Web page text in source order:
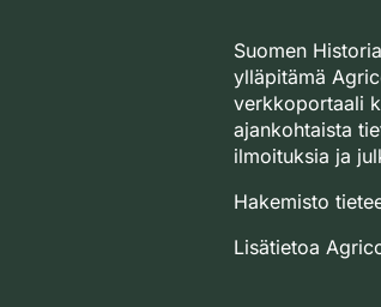
Suomen
ylläpitämä
verkkoportaali
ajankohtaista
ilmoituksia ja
Hakemisto
Lisätietoa